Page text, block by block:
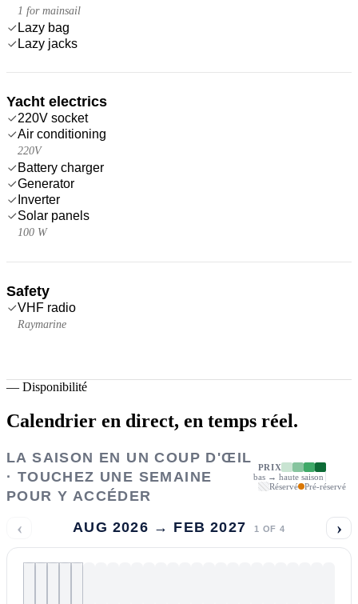
1 for mainsail
Lazy bag
Lazy jacks
Yacht electrics
220V socket
Air conditioning
220V
Battery charger
Generator
Inverter
Solar panels
100 W
Safety
VHF radio
Raymarine
— Disponibilité
Calendrier en direct, en temps réel.
LA SAISON EN UN COUP D'ŒIL
· TOUCHEZ UNE SEMAINE
POUR Y ACCÉDER
PRIX
bas → haute saison
Réservé
Pré-réservé
‹ AUG 2026 → FEB 2027 1 OF 4 ›